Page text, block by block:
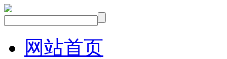
网站首页